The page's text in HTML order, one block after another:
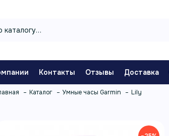
Контакты Отзывы Доставка
Каталог Умные часы Garmin Lily